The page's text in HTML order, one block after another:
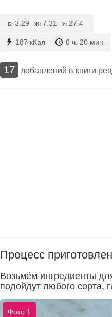
187 кКал 0 ч. 20 мин.
Б: 3.29 Ж: 7.31 У: 27.4
17 добавлений в книги
Процесс
Возьмём ингредиенты
подойдут любого сорта,
Фото 1